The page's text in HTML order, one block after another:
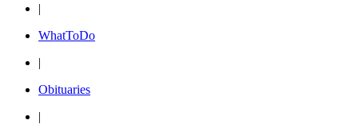
|
WhatToDo
|
Obituaries
|